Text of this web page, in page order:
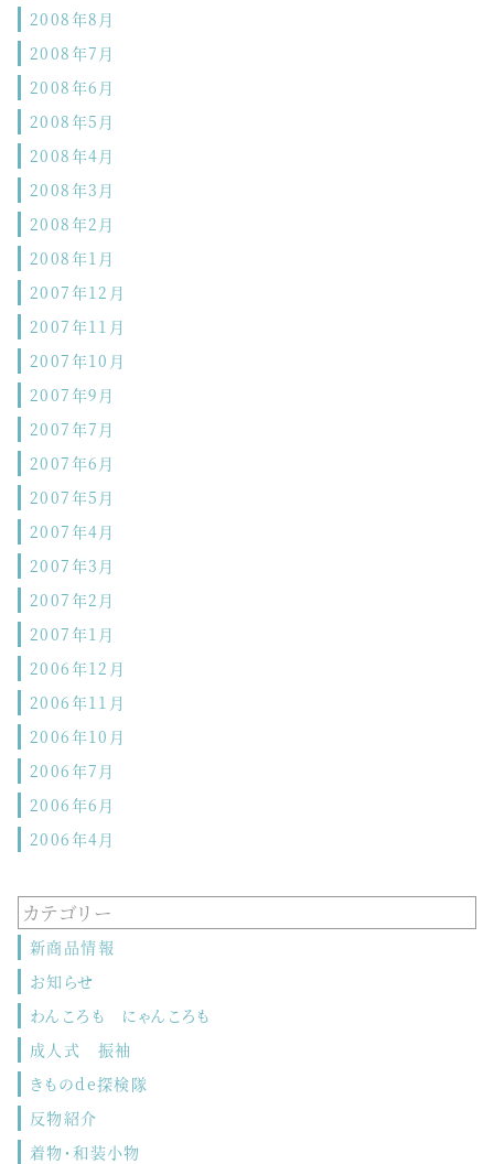
2008年8月
2008年7月
2008年6月
2008年5月
2008年4月
2008年3月
2008年2月
2008年1月
2007年12月
2007年11月
2007年10月
2007年9月
2007年7月
2007年6月
2007年5月
2007年4月
2007年3月
2007年2月
2007年1月
2006年12月
2006年11月
2006年10月
2006年7月
2006年6月
2006年4月
カテゴリー
新商品情報
お知らせ
わんころも にゃんころも
成人式 振袖
きものde探検隊
反物紹介
着物・和装小物